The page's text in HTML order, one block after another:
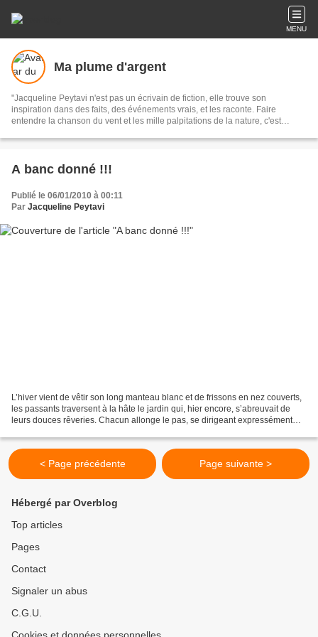
MENU
Ma plume d'argent
"Jacqueline Peytavi n'est pas un écrivain de fiction, elle trouve son
inspiration dans des faits, des événements vrais, et les raconte. Faire
entendre la chanson du vent et les mille palpitations de la nature, c'est
A banc donné !!!
Publié le 06/01/2010 à 00:11
Par Jacqueline Peytavi
L’hiver vient de vêtir son long manteau blanc et de frissons en nez couverts,
les passants traversent à la hâte le jardin qui, hier encore, s’abreuvait de
leurs douces rêveries. Chacun allonge le pas, se dirigeant expressément
< Page précédente Page suivante >
Hébergé par Overblog
Top articles
Pages
Contact
Signaler un abus
C.G.U.